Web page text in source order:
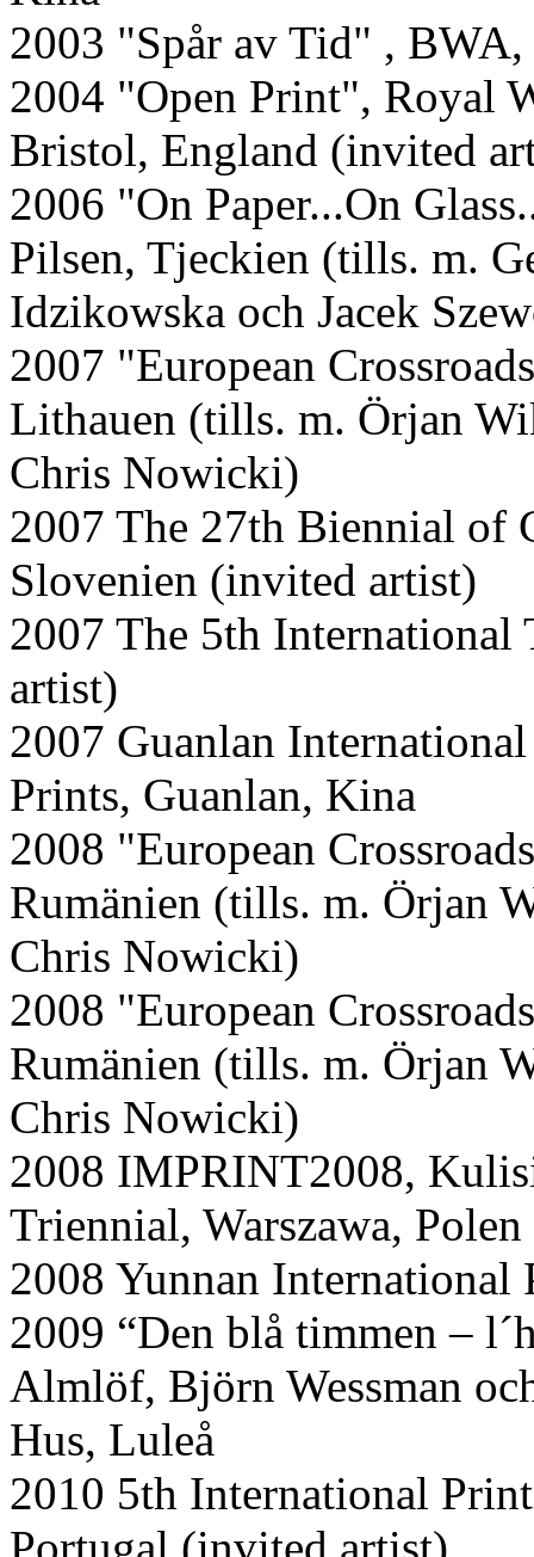
2003 "Spår av Tid" ,
2004 "Open Print", Royal
Bristol, England (invited
2006 "On Paper...On
Pilsen, Tjeckien (tills. m.
Idzikowska och Jacek
2007 "European
Lithauen (tills. m. Örjan
Chris Nowicki)
2007 The 27th Biennial of
Slovenien (invited artist)
2007 The 5th
artist)
2007 Guanlan
Prints, Guanlan, Kina
2008 "European
Rumänien (tills. m. Örjan
Chris Nowicki)
2008 "European
Rumänien (tills. m. Örjan
Chris Nowicki)
2008 IMPRINT2008,
Triennial, Warszawa,
2008 Yunnan
2009 “Den blå timmen –
Almlöf, Björn Wessman
Hus, Luleå
2010 5th International